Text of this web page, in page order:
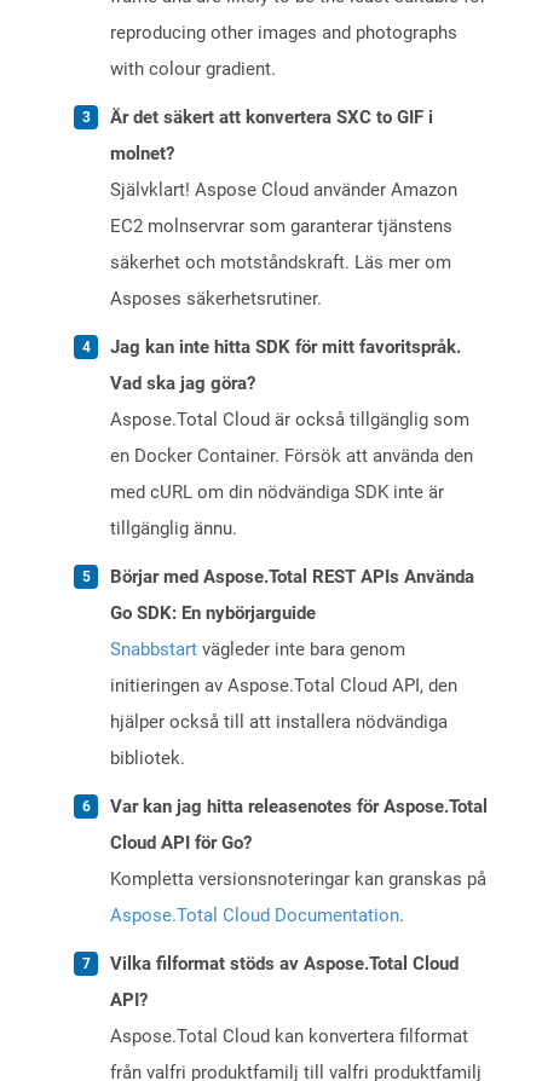
reproducing other images and photographs
with colour gradient.
Är det säkert att konvertera SXC to GIF i
molnet?
Självklart! Aspose Cloud använder Amazon
EC2 molnservrar som garanterar tjänstens
säkerhet och motståndskraft. Läs mer om
Asposes säkerhetsrutiner.
Jag kan inte hitta SDK för mitt favoritspråk.
Vad ska jag göra?
Aspose.Total Cloud är också tillgänglig som
en Docker Container. Försök att använda den
med cURL om din nödvändiga SDK inte är
tillgänglig ännu.
Börjar med Aspose.Total REST APIs Använda
Go SDK: En nybörjarguide
Snabbstart vägleder inte bara genom
initieringen av Aspose.Total Cloud API, den
hjälper också till att installera nödvändiga
bibliotek.
Var kan jag hitta releasenotes för Aspose.Total
Cloud API för Go?
Kompletta versionsnoteringar kan granskas på
Aspose.Total Cloud Documentation.
Vilka filformat stöds av Aspose.Total Cloud
API?
Aspose.Total Cloud kan konvertera filformat
från valfri produktfamilj till valfri produktfamilj